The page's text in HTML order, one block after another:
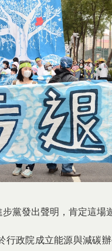
黨發出聲明，肯定這場
政院成立能源與減碳